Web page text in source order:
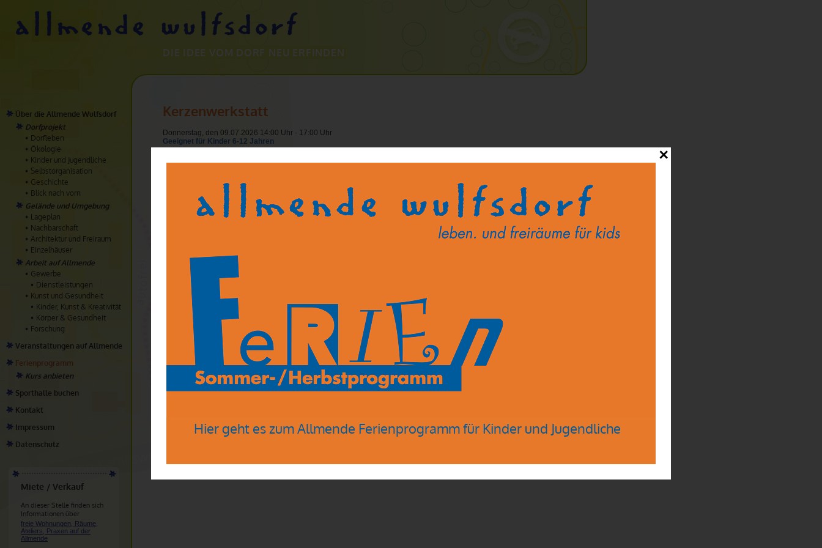
DIE IDEE VOM DORF NEU ERFINDEN
Über die Allmende Wulfsdorf
Dorfprojekt
Dorfleben
Ökologie
Kinder und Jugendliche
Selbstorganisation
Geschichte
Blick nach vorn
Gelände und Umgebung
Lageplan
Nachbarschaft
Architektur und Freiraum
Einzelhäuser
Arbeit auf Allmende
Gewerbe
Dienstleistungen
Kunst und Gesundheit
Kinder, Kunst & Kreativität
Körper & Gesundheit
Forschung
Veranstaltungen auf Allmende
Ferienprogramm
Kurs anbieten
Sporthalle buchen
Kontakt
Impressum
Datenschutz
Miete / Verkauf
An dieser Stelle finden sich
Informationen über
freie Wohnungen, Räume,
Ateliers, Praxen auf der
Allmende
Kerzenwerkstatt
Donnerstag, den 09.07.2026 14:00 Uhr - 17:00 Uhr
Geeignet für Kinder 6-12 Jahren
Aus alten, hässlichen Kerzen machen wir wunderschöne neue Kerzen! Wir schmelzen Wachsreste ein, färben sie bunt
und ziehen uns neue Kerzenkunstwerke.
Anmeldung:
Birte@illuland.de Betreff: Kerzenwerkstatt
0163-9833495
Mitbringen:
Falls vorhanden, gerne Reste von Wachsmalern mitbringen.
25 € inkl. aller Materialien
✕
Hier geht es zum Allmende Ferienprogramm für Kinder und Jugendliche